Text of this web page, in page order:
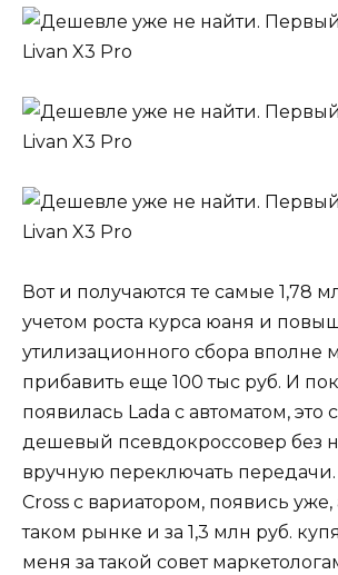
Вот и получаются те самые 1,78
учетом роста курса юаня и
утилизационного сбора вполне
прибавить еще 100 тыс руб. И
появилась Lada с автоматом, это
дешевый псевдокроссовер без
вручную переключать передачи.
Cross с вариатором, появись уже,
таком рынке и за 1,3 млн руб.
меня за такой совет